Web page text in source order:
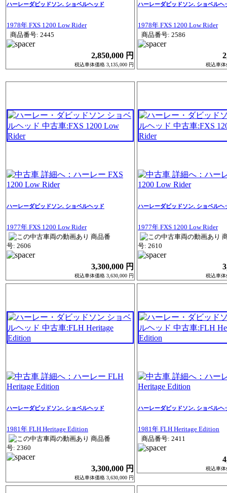
ハーレーダビッドソン. ショベルヘッド
1978年 FXS 1200 Low Rider
商品番号: 2445
2,850,000 円
税込車体価格 3,135,000 円
ハーレーダビッドソン. ショベルヘ
1978年 FXS 1200 Low Rider
商品番号: 2586
税込車体
ハーレーダビッドソン. ショベルヘッド
1977年 FXS 1200 Low Rider
商品番
号: 2606
3,300,000 円
税込車体価格 3,630,000 円
ハーレーダビッドソン. ショベルヘ
1977年 FXS 1200 Low Rider
号: 2610
税込車体
ハーレーダビッドソン. ショベルヘッド
1981年 FLH Heritage Edition
商品番
号: 2360
3,300,000 円
税込車体価格 3,630,000 円
ハーレーダビッドソン. ショベルヘ
1981年 FLH Heritage Edition
商品番号: 2411
税込車体